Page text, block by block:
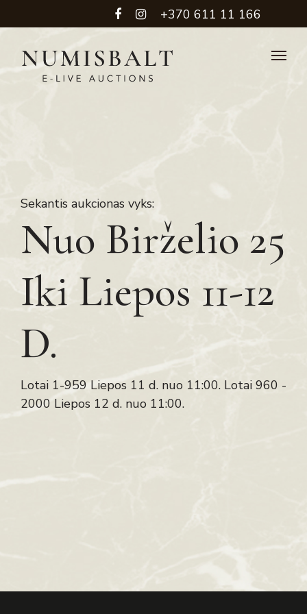
+370 611 11 166
Sekantis aukcionas vyks:
Nuo Birželio 25
Iki Liepos 11-12
D.
Lotai 1-959 Liepos 11 d. nuo 11:00. Lotai 960 -
2000 Liepos 12 d. nuo 11:00.